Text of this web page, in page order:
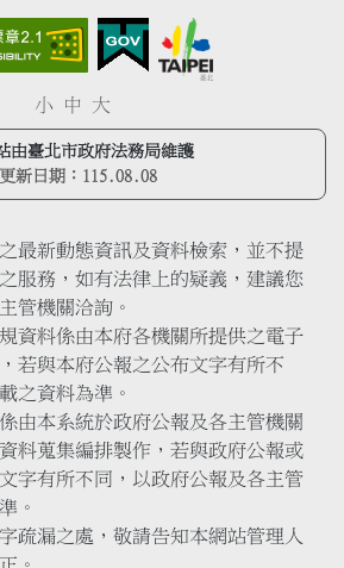
小 中 大
由臺北市政府法務局維護
更新日期： 115.08.08
最新動態資訊及資料檢索，並不提
服務，如有法律上的疑義，建議您
管機關洽詢。
資料係由本府各機關所提供之電子
若與本府公報之公布文字有所不
之資料為準。
由本系統於政府公報及各主管機關
料蒐集編排製作，若與政府公報或
字有所不同，以政府公報及各主管
。
疏漏之處，敬請告知本網站管理人
。